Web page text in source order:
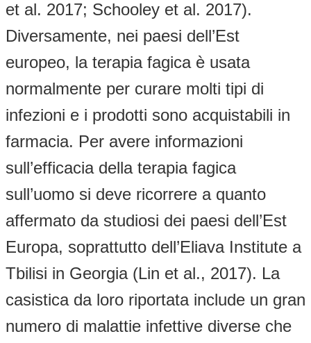
et al. 2017; Schooley et al. 2017).
Diversamente, nei paesi dell’Est
europeo, la terapia fagica è usata
normalmente per curare molti tipi di
infezioni e i prodotti sono acquistabili in
farmacia. Per avere informazioni
sull’efficacia della terapia fagica
sull’uomo si deve ricorrere a quanto
affermato da studiosi dei paesi dell’Est
Europa, soprattutto dell’Eliava Institute a
Tbilisi in Georgia (Lin et al., 2017). La
casistica da loro riportata include un gran
numero di malattie infettive diverse che